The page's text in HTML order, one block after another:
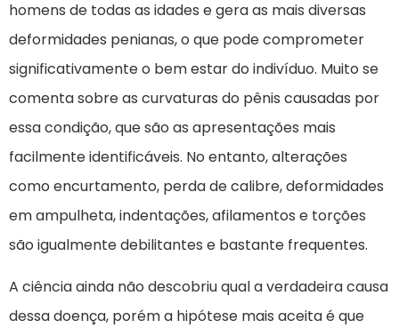
homens de todas as idades e gera as mais diversas
deformidades penianas, o que pode comprometer
significativamente o bem estar do indivíduo. Muito se
comenta sobre as curvaturas do pênis causadas por
essa condição, que são as apresentações mais
facilmente identificáveis. No entanto, alterações
como encurtamento, perda de calibre, deformidades
em ampulheta, indentações, afilamentos e torções
são igualmente debilitantes e bastante frequentes.
A ciência ainda não descobriu qual a verdadeira causa
dessa doença, porém a hipótese mais aceita é que